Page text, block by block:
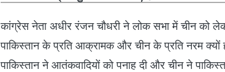
कांग्रेस नेता अधीर रंजन चौधरी ने लोक सभा में चीन को
पाकिस्तान के प्रति आक्रामक और चीन के प्रति नरम
पाकिस्तान ने आतंकवादियों को पनाह दी और चीन ने